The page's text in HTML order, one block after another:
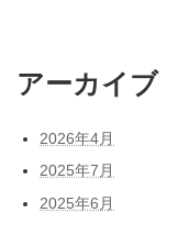
アーカイブ
2026年4月
2025年7月
2025年6月